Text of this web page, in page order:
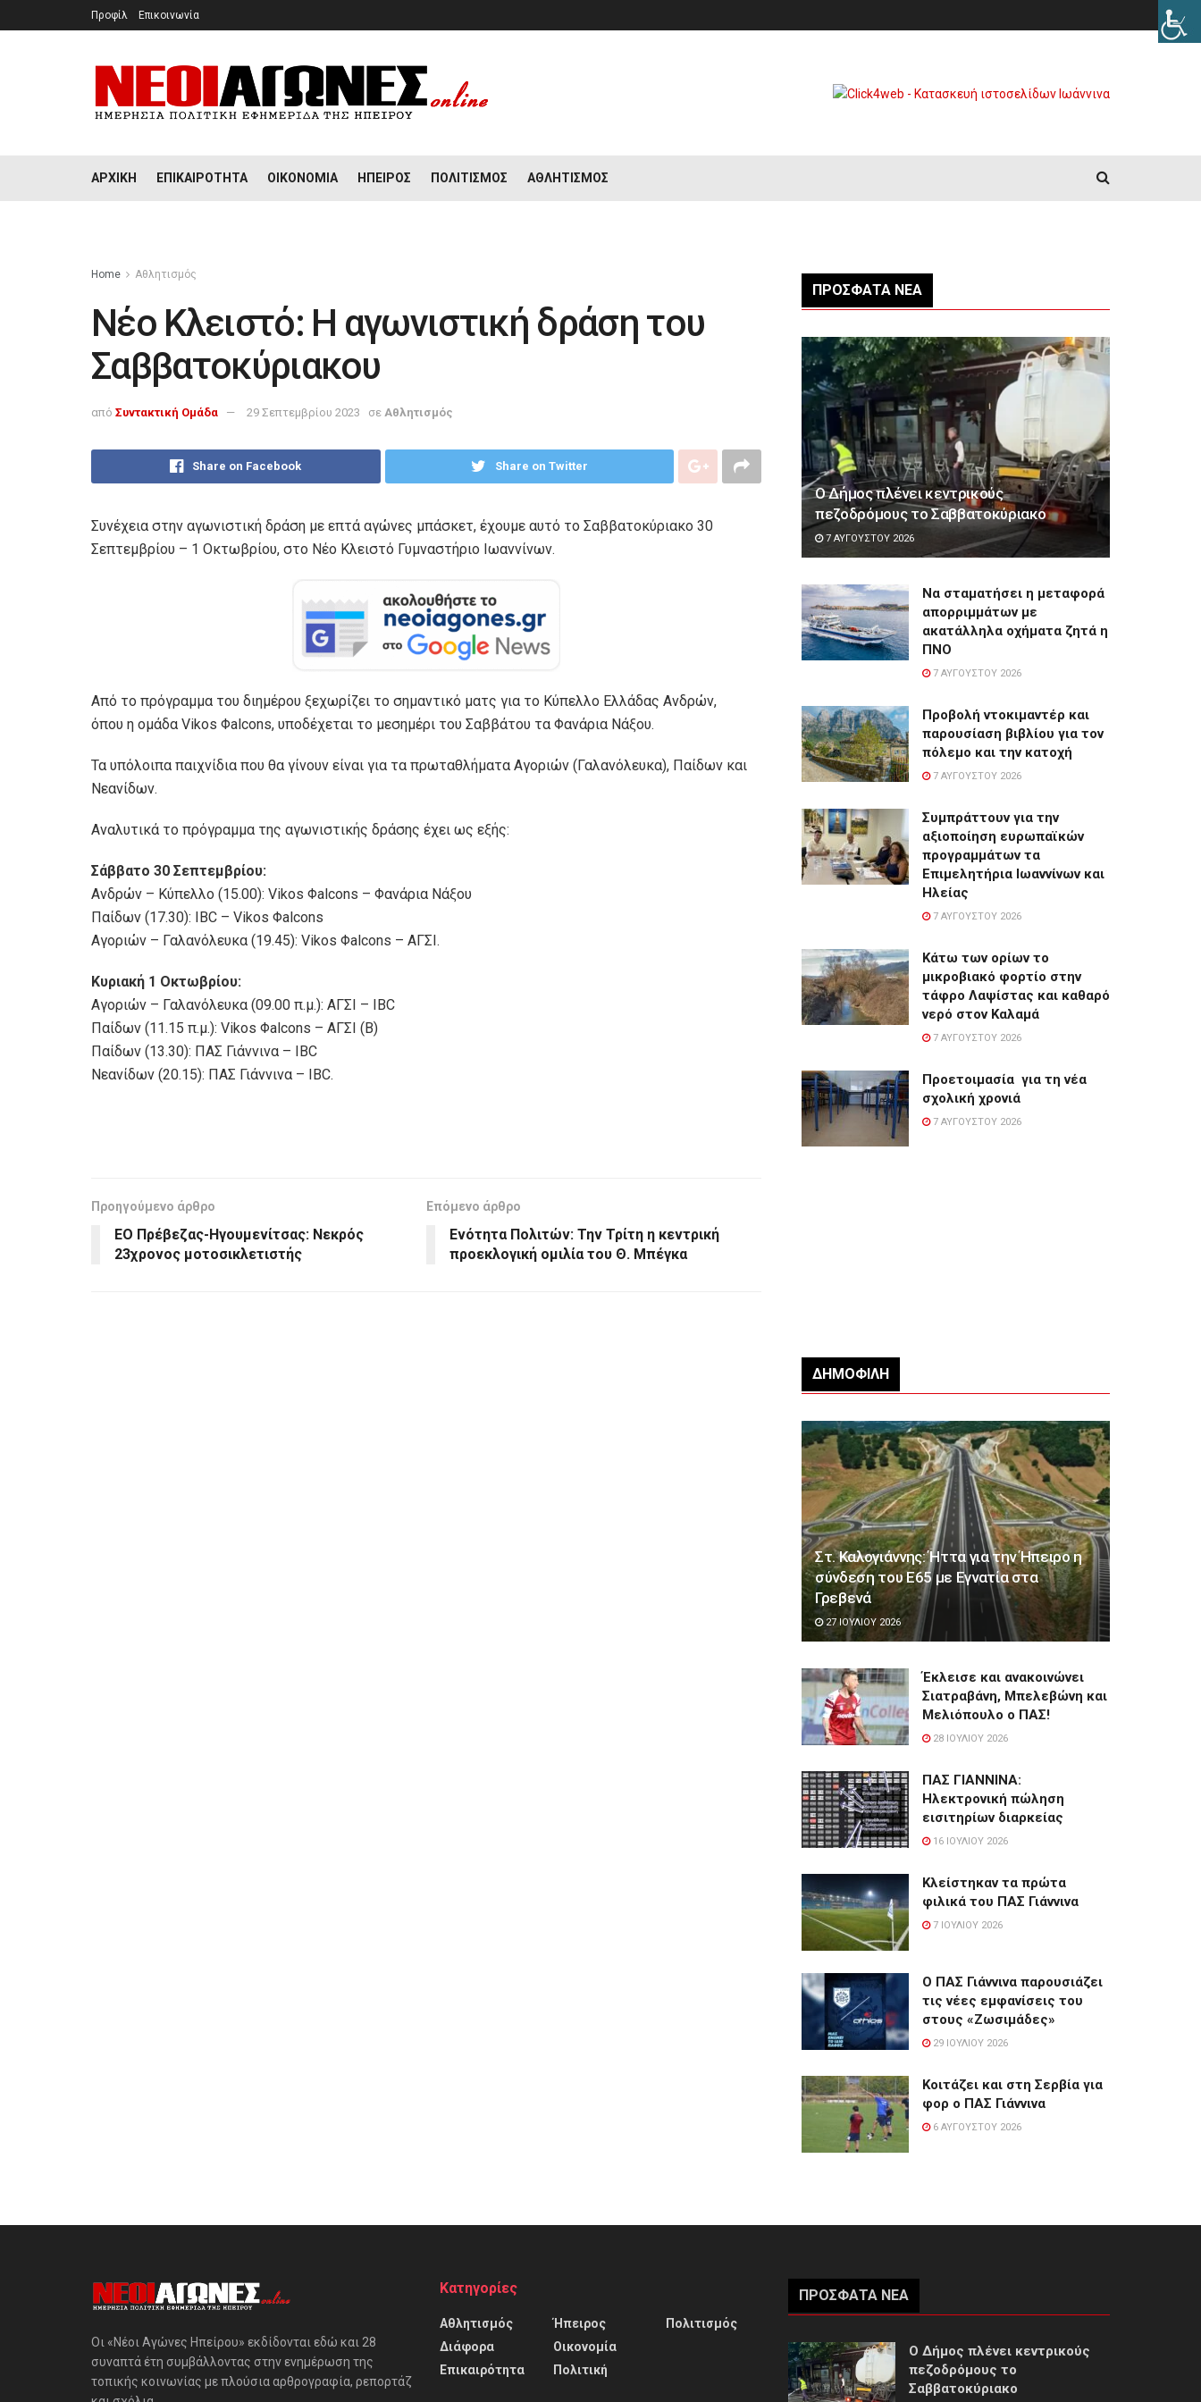
Προφίλ Επικοινωνία
ΑΡΧΙΚΉ ΕΠΙΚΑΙΡΌΤΗΤΑ ΟΙΚΟΝΟΜΊΑ ΉΠΕΙΡΟΣ ΠΟΛΙΤΙΣΜΌΣ ΑΘΛΗΤΙΣΜΌΣ
Home Αθλητισμός
Νέο Κλειστό: Η αγωνιστική δράση του
Σαββατοκύριακου
από Συντακτική Ομάδα 29 Σεπτεμβρίου 2023 σε Αθλητισμός
Share on Facebook Share on Twitter
Συνέχεια στην αγωνιστική δράση με επτά αγώνες μπάσκετ, έχουμε αυτό το Σαββατοκύριακο 30
Σεπτεμβρίου – 1 Οκτωβρίου, στο Νέο Κλειστό Γυμναστήριο Ιωαννίνων.
Από το πρόγραμμα του διημέρου ξεχωρίζει το σημαντικό ματς για το Κύπελλο Ελλάδας Ανδρών,
όπου η ομάδα Vikos Φalcons, υποδέχεται το μεσημέρι του Σαββάτου τα Φανάρια Νάξου.
Τα υπόλοιπα παιχνίδια που θα γίνουν είναι για τα πρωταθλήματα Αγοριών (Γαλανόλευκα), Παίδων και
Νεανίδων.
Αναλυτικά το πρόγραμμα της αγωνιστικής δράσης έχει ως εξής:
Σάββατο 30 Σεπτεμβρίου:
Ανδρών – Κύπελλο (15.00): Vikos Φalcons – Φανάρια Νάξου
Παίδων (17.30): IBC – Vikos Φalcons
Αγοριών – Γαλανόλευκα (19.45): Vikos Φalcons – ΑΓΣΙ.
Κυριακή 1 Οκτωβρίου:
Αγοριών – Γαλανόλευκα (09.00 π.μ.): ΑΓΣΙ – IBC
Παίδων (11.15 π.μ.): Vikos Φalcons – ΑΓΣΙ (Β)
Παίδων (13.30): ΠΑΣ Γιάννινα – IBC
Νεανίδων (20.15): ΠΑΣ Γιάννινα – IBC.
Προηγούμενο άρθρο
ΕΟ Πρέβεζας-Ηγουμενίτσας: Νεκρός
23χρονος μοτοσικλετιστής
Επόμενο άρθρο
Ενότητα Πολιτών: Την Τρίτη η κεντρική
προεκλογική ομιλία του Θ. Μπέγκα
ΠΡΌΣΦΑΤΑ ΝΈΑ
Ο Δήμος πλένει κεντρικούς
πεζοδρόμους το Σαββατοκύριακο
7 ΑΥΓΟΎΣΤΟΥ 2026
Να σταματήσει η μεταφορά
απορριμμάτων με
ακατάλληλα οχήματα ζητά η
ΠΝΟ
7 ΑΥΓΟΎΣΤΟΥ 2026
Προβολή ντοκιμαντέρ και
παρουσίαση βιβλίου για τον
πόλεμο και την κατοχή
7 ΑΥΓΟΎΣΤΟΥ 2026
Συμπράττουν για την
αξιοποίηση ευρωπαϊκών
προγραμμάτων τα
Επιμελητήρια Ιωαννίνων και
Ηλείας
7 ΑΥΓΟΎΣΤΟΥ 2026
Κάτω των ορίων το
μικροβιακό φορτίο στην
τάφρο Λαψίστας και καθαρό
νερό στον Καλαμά
7 ΑΥΓΟΎΣΤΟΥ 2026
Προετοιμασία για τη νέα
σχολική χρονιά
7 ΑΥΓΟΎΣΤΟΥ 2026
ΔΗΜΟΦΙΛΉ
Στ. Καλογιάννης: Ήττα για την Ήπειρο η
σύνδεση του Ε65 με Εγνατία στα
Γρεβενά
27 ΙΟΥΛΊΟΥ 2026
Έκλεισε και ανακοινώνει
Σιατραβάνη, Μπελεβώνη και
Μελιόπουλο ο ΠΑΣ!
28 ΙΟΥΛΊΟΥ 2026
ΠΑΣ ΓΙΑΝΝΙΝΑ:
Hλεκτρονική πώληση
εισιτηρίων διαρκείας
16 ΙΟΥΛΊΟΥ 2026
Κλείστηκαν τα πρώτα
φιλικά του ΠΑΣ Γιάννινα
7 ΙΟΥΛΊΟΥ 2026
Ο ΠΑΣ Γιάννινα παρουσιάζει
τις νέες εμφανίσεις του
στους «Ζωσιμάδες»
29 ΙΟΥΛΊΟΥ 2026
Κοιτάζει και στη Σερβία για
φορ ο ΠΑΣ Γιάννινα
6 ΑΥΓΟΎΣΤΟΥ 2026
Οι «Νέοι Αγώνες Ηπείρου» εκδίδονται εδώ και 28
συναπτά έτη συμβάλλοντας στην ενημέρωση της
τοπικής κοινωνίας με πλούσια αρθρογραφία, ρεπορτάζ
Κατηγορίες
Αθλητισμός
Διάφορα
Επικαιρότητα
Ήπειρος
Οικονομία
Πολιτική
Πολιτισμός
ΠΡΌΣΦΑΤΑ ΝΈΑ
Ο Δήμος πλένει κεντρικούς
πεζοδρόμους το
Σαββατοκύριακο